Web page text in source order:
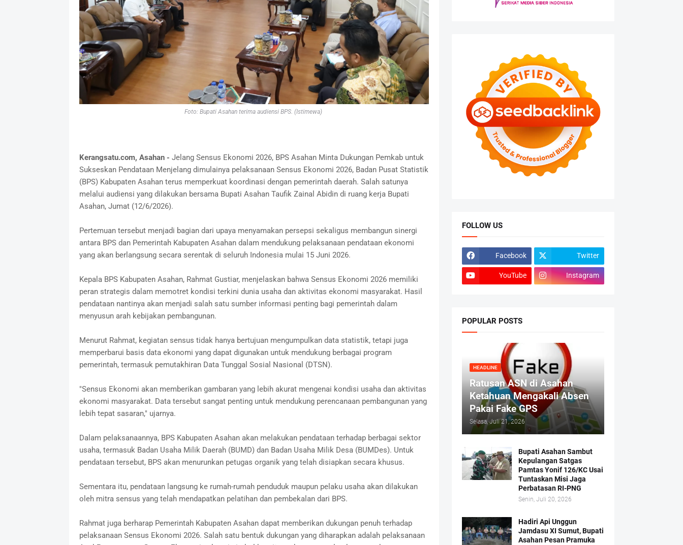
Foto: Bupati Asahan terima audiensi BPS. (Istimewa)
Kerangsatu.com, Asahan - Jelang Sensus Ekonomi 2026, BPS Asahan Minta Dukungan Pemkab untuk
Sukseskan Pendataan Menjelang dimulainya pelaksanaan Sensus Ekonomi 2026, Badan Pusat Statistik
(BPS) Kabupaten Asahan terus memperkuat koordinasi dengan pemerintah daerah. Salah satunya
melalui audiensi yang dilakukan bersama Bupati Asahan Taufik Zainal Abidin di ruang kerja Bupati
Asahan, Jumat (12/6/2026).
Pertemuan tersebut menjadi bagian dari upaya menyamakan persepsi sekaligus membangun sinergi
antara BPS dan Pemerintah Kabupaten Asahan dalam mendukung pelaksanaan pendataan ekonomi
yang akan berlangsung secara serentak di seluruh Indonesia mulai 15 Juni 2026.
Kepala BPS Kabupaten Asahan, Rahmat Gustiar, menjelaskan bahwa Sensus Ekonomi 2026 memiliki
peran strategis dalam memotret kondisi terkini dunia usaha dan aktivitas ekonomi masyarakat. Hasil
pendataan nantinya akan menjadi salah satu sumber informasi penting bagi pemerintah dalam
menyusun arah kebijakan pembangunan.
Menurut Rahmat, kegiatan sensus tidak hanya bertujuan mengumpulkan data statistik, tetapi juga
memperbarui basis data ekonomi yang dapat digunakan untuk mendukung berbagai program
pemerintah, termasuk pemutakhiran Data Tunggal Sosial Nasional (DTSN).
"Sensus Ekonomi akan memberikan gambaran yang lebih akurat mengenai kondisi usaha dan aktivitas
ekonomi masyarakat. Data tersebut sangat penting untuk mendukung perencanaan pembangunan yang
lebih tepat sasaran," ujarnya.
Dalam pelaksanaannya, BPS Kabupaten Asahan akan melakukan pendataan terhadap berbagai sektor
usaha, termasuk Badan Usaha Milik Daerah (BUMD) dan Badan Usaha Milik Desa (BUMDes). Untuk
pendataan tersebut, BPS akan menurunkan petugas organik yang telah disiapkan secara khusus.
Sementara itu, pendataan langsung ke rumah-rumah penduduk maupun pelaku usaha akan dilakukan
oleh mitra sensus yang telah mendapatkan pelatihan dan pembekalan dari BPS.
Rahmat juga berharap Pemerintah Kabupaten Asahan dapat memberikan dukungan penuh terhadap
pelaksanaan Sensus Ekonomi 2026. Salah satu bentuk dukungan yang diharapkan adalah pelaksanaan
FOLLOW US
Facebook Twitter
YouTube Instagram
POPULAR POSTS
HEADLINE
Ratusan ASN di Asahan
Ketahuan Mengakali Absen
Pakai Fake GPS
Selasa, Juli 21, 2026
Bupati Asahan Sambut
Kepulangan Satgas
Pamtas Yonif 126/KC Usai
Tuntaskan Misi Jaga
Perbatasan RI-PNG
Senin, Juli 20, 2026
Hadiri Api Unggun
Jamdasu XI Sumut, Bupati
Asahan Pesan Pramuka